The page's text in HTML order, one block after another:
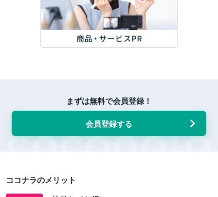
まずは無料で会員登録！
会員登録する
ココナラのメリット